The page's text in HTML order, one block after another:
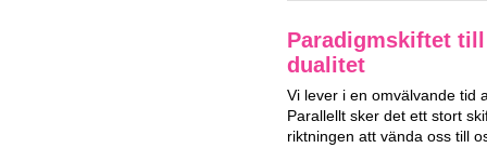
Paradigmskiftet
dualitet
Vi lever i en omvälvande tid
Parallellt sker det ett stort
riktningen att vända oss till